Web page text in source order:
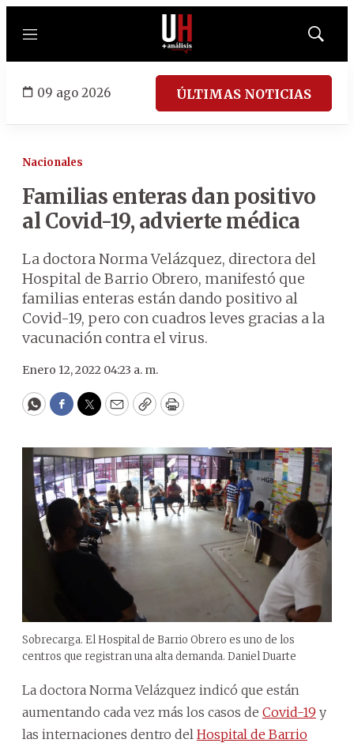
Menú
Mostrar
09 ago 2026 ÚLTIMAS NOTICIAS
Nacionales
Familias enteras dan positivo
al Covid-19, advierte médica
La doctora Norma Velázquez, directora del
Hospital de Barrio Obrero, manifestó que
familias enteras están dando positivo al
Covid-19, pero con cuadros leves gracias a la
vacunación contra el virus.
Enero 12, 2022 04:23 a. m.
WhatsApp
Facebook
Twitter
EmailCopyPrint
Sobrecarga. El Hospital de Barrio Obrero es uno de los
centros que registran una alta demanda. Daniel Duarte
La doctora Norma Velázquez indicó que están
aumentando cada vez más los casos de Covid-19 y
las internaciones dentro del Hospital de Barrio